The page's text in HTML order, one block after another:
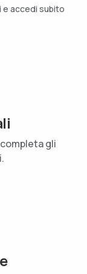
e accedi subito
gli